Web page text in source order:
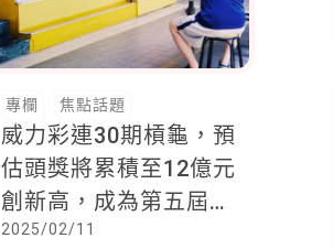
專欄 焦點話題
威力彩連30期槓龜，預
估頭獎將累積至12億元
創新高，成為第五屆以
來最高獎金紀錄
2025/02/11